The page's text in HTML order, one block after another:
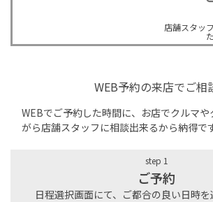
店舗スタッ
WEB予約の来店でご相
WEBでご予約した時間に、お店でクルマ
がら店舗スタッフに相談出来るから納得です
step 1
ご予約
日程選択画面にて、ご都合の良い日時を